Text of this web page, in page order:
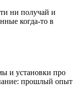
ни получай и
когда-то в
и установки про
прошлый опыт